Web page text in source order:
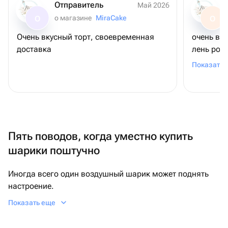
Отправитель
Май 2026
о магазине MiraCake
Очень вкусный торт, своевременная
доставка
О
очень
лень
Показать
Пять поводов, когда уместно купить
шарики поштучно
Иногда всего один воздушный шарик может поднять
настроение.
Когда веселые шары будут особенно в тему:
Показать еще